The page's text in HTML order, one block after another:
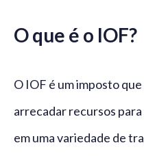
O que é o IOF?
O IOF é um imposto
arrecadar recursos
em uma variedade de